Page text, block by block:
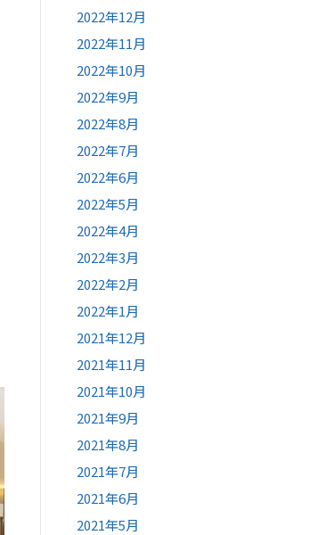
2022年12月
2022年11月
2022年10月
2022年9月
2022年8月
2022年7月
2022年6月
2022年5月
2022年4月
2022年3月
2022年2月
2022年1月
2021年12月
2021年11月
2021年10月
2021年9月
2021年8月
2021年7月
2021年6月
2021年5月